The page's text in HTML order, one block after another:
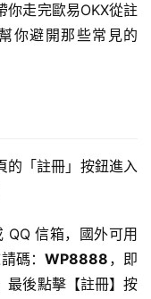
你走完歐易OKX從註
你避開那些常見的
的「註冊」按鈕進入
信箱，國外可用
碼：WP8888 ，即
最後點擊【註冊】按